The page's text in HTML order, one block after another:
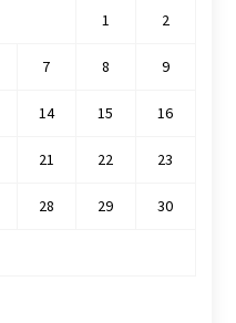
1
2
7 8 9
14 15 16
21 22 23
28 29 30